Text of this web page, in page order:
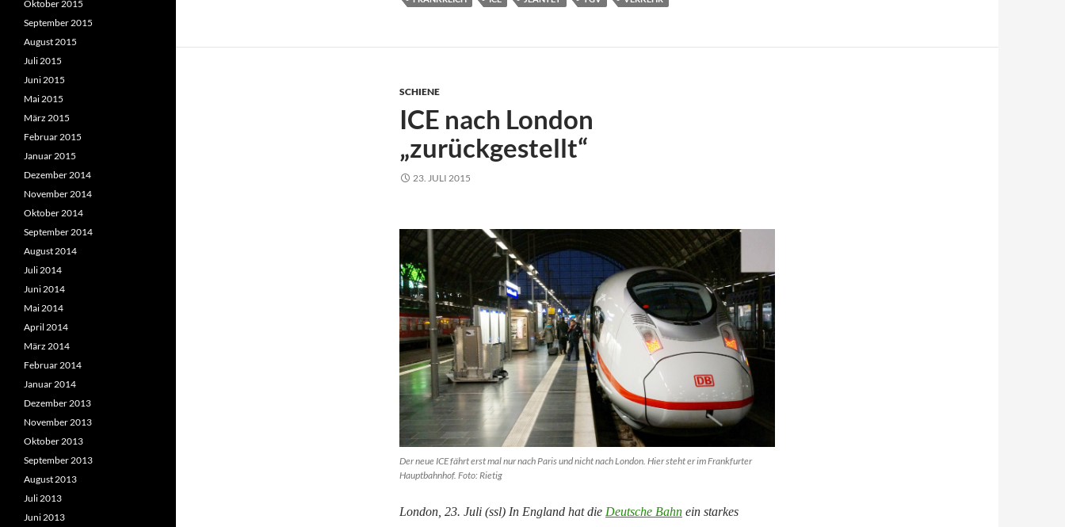
SCHIENE
ICE nach London
„zurückgestellt“
23. JULI 2015
Der neue ICE fährt erst mal nur nach Paris und nicht nach London. Hier steht er im Frankfurter
Hauptbahnhof. Foto: Rietig
London, 23. Juli (ssl) In England hat die Deutsche Bahn ein starkes
Oktober 2015
September 2015
August 2015
Juli 2015
Juni 2015
Mai 2015
März 2015
Februar 2015
Januar 2015
Dezember 2014
November 2014
Oktober 2014
September 2014
August 2014
Juli 2014
Juni 2014
Mai 2014
April 2014
März 2014
Februar 2014
Januar 2014
Dezember 2013
November 2013
Oktober 2013
September 2013
August 2013
Juli 2013
Juni 2013